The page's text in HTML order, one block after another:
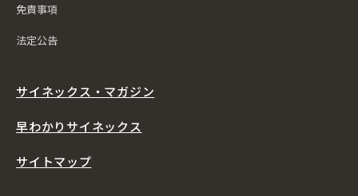
免責事項
法定公告
サイネックス・マガジン
早わかりサイネックス
サイトマップ